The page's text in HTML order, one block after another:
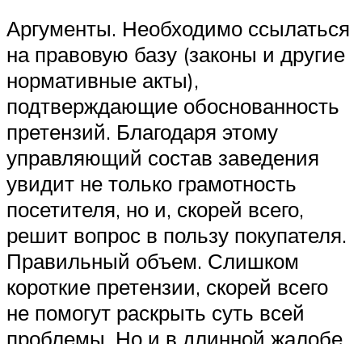
Аргументы. Необходимо ссылаться
на правовую базу (законы и другие
нормативные акты),
подтверждающие обоснованность
претензий. Благодаря этому
управляющий состав заведения
увидит не только грамотность
посетителя, но и, скорей всего,
решит вопрос в пользу покупателя.
Правильный объем. Слишком
короткие претензии, скорей всего
не помогут раскрыть суть всей
проблемы. Но и в длинной жалобе,